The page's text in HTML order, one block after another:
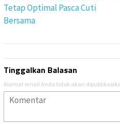
Tetap Optimal Pasca Cuti
Bersama
Tinggalkan Balasan
Alamat email Anda tidak akan